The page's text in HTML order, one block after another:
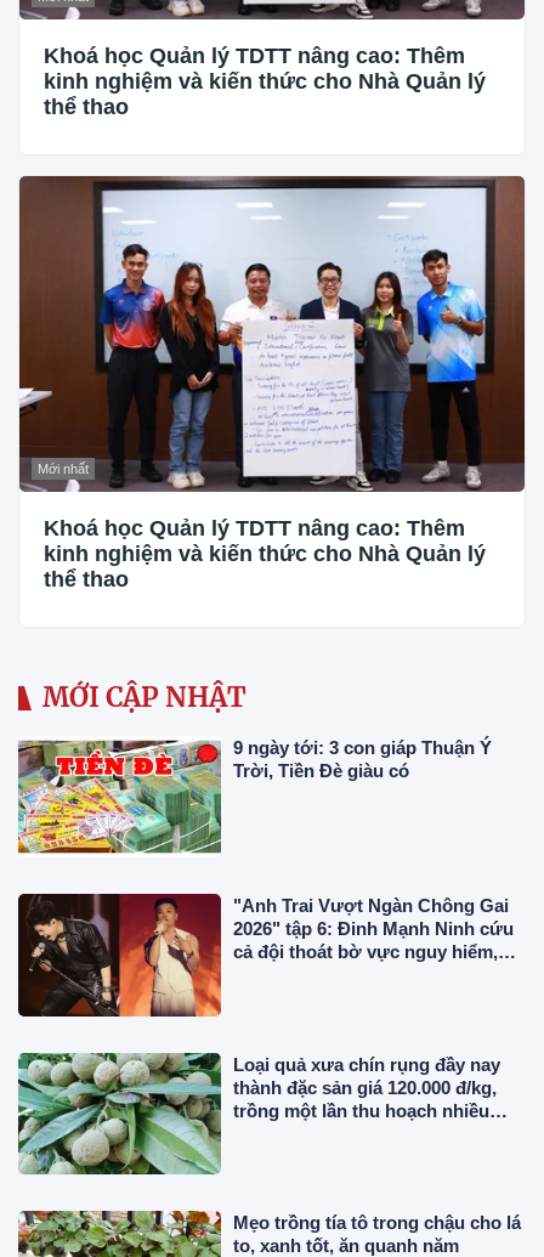
Khoá học Quản lý TDTT nâng cao: Thêm
kinh nghiệm và kiến thức cho Nhà Quản lý
thể thao
Mới nhất
Khoá học Quản lý TDTT nâng cao: Thêm
kinh nghiệm và kiến thức cho Nhà Quản lý
thể thao
MỚI CẬP NHẬT
9 ngày tới: 3 con giáp Thuận Ý
Trời, Tiền Đè giàu có
"Anh Trai Vượt Ngàn Chông Gai
2026" tập 6: Đinh Mạnh Ninh cứu
cả đội thoát bờ vực nguy hiểm,
Loại quả xưa chín rụng đầy nay
thành đặc sản giá 120.000 đ/kg,
trồng một lần thu hoạch nhiều
Mẹo trồng tía tô trong chậu cho lá
to, xanh tốt, ăn quanh năm